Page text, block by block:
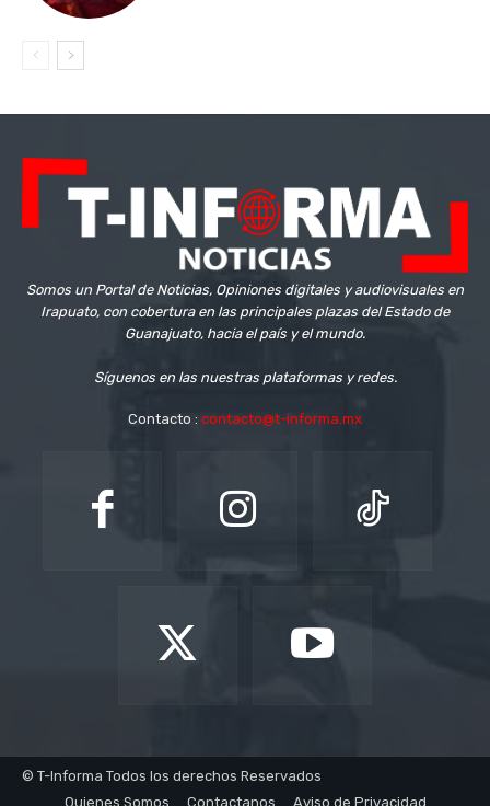
Somos un Portal de Noticias, Opiniones digitales y audiovisuales en
Irapuato, con cobertura en las principales plazas del Estado de
Guanajuato, hacia el país y el mundo.
Síguenos en las nuestras plataformas y redes.
Contacto : contacto@t-informa.mx
© T-Informa Todos los derechos Reservados
Quienes Somos
Contactanos Aviso de Privacidad